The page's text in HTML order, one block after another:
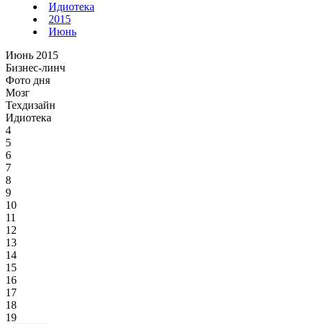
Идиотека
2015
Июнь
Июнь 2015
Бизнес-линч
Фото дня
Мозг
Техдизайн
Идиотека
4
5
6
7
8
9
10
11
12
13
14
15
16
17
18
19